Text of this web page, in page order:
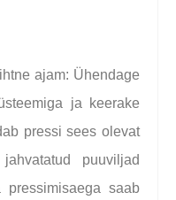
ajam: Ühendage
ja keerake
pressi sees olevat
puuviljad
saab